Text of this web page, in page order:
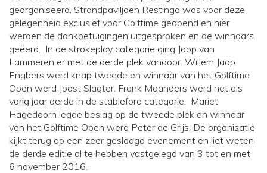
georganiseerd. Strandpaviljoen Restinga was voor deze
gelegenheid exclusief voor Golftime geopend en hier
werden de dankbetuigingen uitgesproken en de winnaars
geëerd. In de strokeplay categorie ging Joop van
Lammeren er met de derde plek vandoor. Willem Jaap
Engbers werd knap tweede en winnaar van het Golftime
Open werd Joost Slagter. Frank Maanders werd net als
vorig jaar derde in de stableford categorie. Mariet
Hagedoorn legde beslag op de tweede plek en winnaar
van het Golftime Open werd Peter de Grijs. De organisatie
kijkt terug op een zeer geslaagd evenement en liet weten
de derde editie al te hebben vastgelegd van 3 tot en met
6 november 2016.